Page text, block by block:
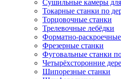
Сушильные камеры
Токарные станки по
Торцовочные станки
Трелевочные лебёдки
Форматно-
Фрезерные станки
Фуговальные станки
Четырёхсторонние
Шипорезные станки